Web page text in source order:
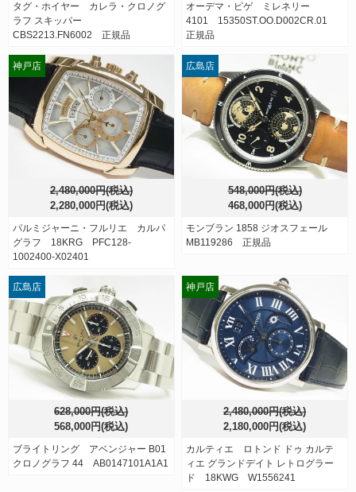
タグ・ホイヤー カレラ・クロノグ
ラフ スキッパー
CBS2213.FN6002 正規品
オーデマ・ピゲ ミレネリー
4101 15350ST.OO.D002CR.01
正規品
2,480,000円(税込)
2,280,000円(税込)
パルミジャーニ・フルリエ カルパ
グラフ 18KRG PFC128-
1002400-X02401
神戸店
548,000円(税込)
468,000円(税込)
モンブラン 1858 ジオスフェール
MB119286 正規品
広島店
628,000円(税込)
568,000円(税込)
ブライトリング アベンジャー B01
クロノグラフ 44 AB0147101A1A1
広島店
2,480,000円(税込)
2,180,000円(税込)
カルティエ ロトンド ドゥ カルテ
ィエ グランドデイト レトログラー
ド 18KWG W1556241
神戸店